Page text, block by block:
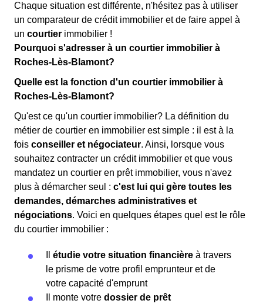
Chaque situation est différente, n'hésitez pas à utiliser
un comparateur de crédit immobilier et de faire appel à
un courtier immobilier !
Pourquoi s'adresser à un courtier immobilier à
Roches-Lès-Blamont?
Quelle est la fonction d'un courtier immobilier à
Roches-Lès-Blamont?
Qu'est ce qu'un courtier immobilier? La définition du
métier de courtier en immobilier est simple : il est à la
fois conseiller et négociateur. Ainsi, lorsque vous
souhaitez contracter un crédit immobilier et que vous
mandatez un courtier en prêt immobilier, vous n'avez
plus à démarcher seul : c'est lui qui gère toutes les
demandes, démarches administratives et
négociations. Voici en quelques étapes quel est le rôle
du courtier immobilier :
étudie votre situation financière à travers
le prisme de votre profil emprunteur et de
votre capacité d'emprunt
Il monte votre dossier de prêt